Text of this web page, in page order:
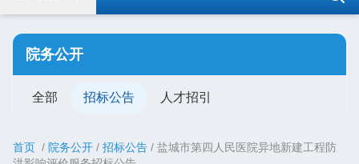
院务公开
全部 招标公告 人才招引
首页 / 院务公开 / 招标公告 / 盐城市第四人民医院异地新建工程防